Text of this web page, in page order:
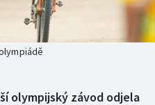
olympijský závod odjela